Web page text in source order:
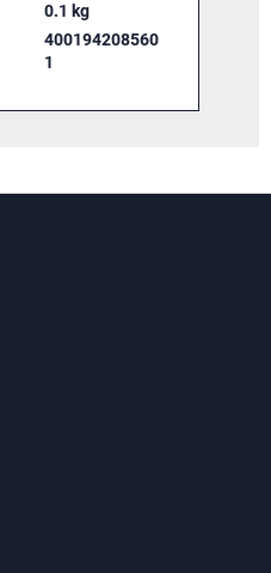
0.1 kg
400194208560
1